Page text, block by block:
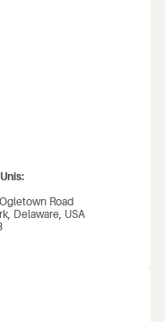
Road
Delaware, USA